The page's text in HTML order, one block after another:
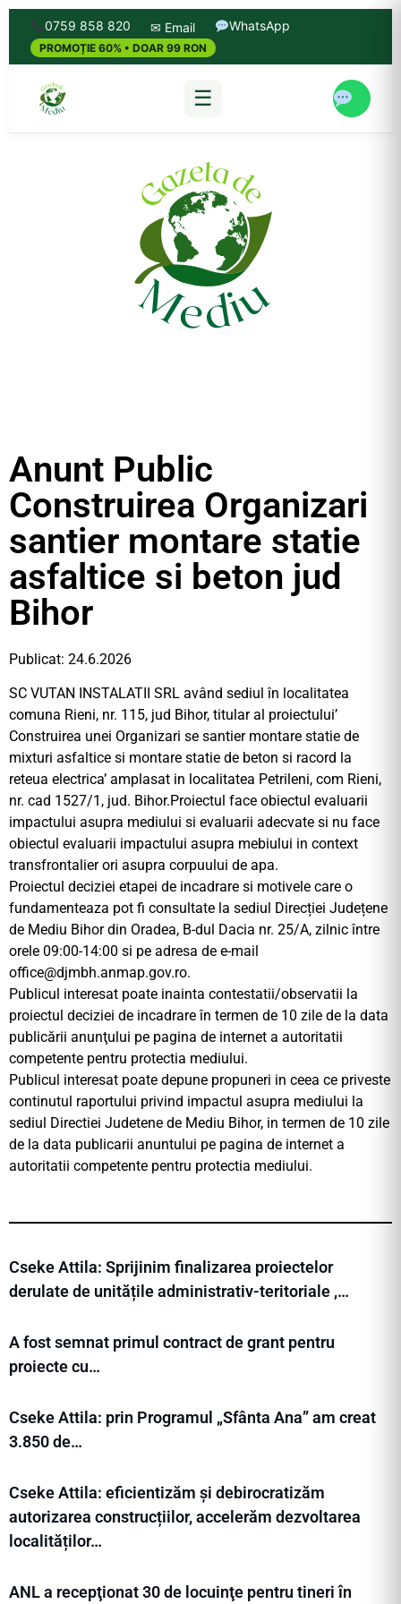
0759 858 820 ✉ Email WhatsApp
PROMOȚIE 60% • DOAR 99 RON
☰
Anunt Public
Construirea Organizari
santier montare statie
asfaltice si beton jud
Bihor
Publicat: 24.6.2026
SC VUTAN INSTALATII SRL având sediul în localitatea
comuna Rieni, nr. 115, jud Bihor, titular al proiectului’
Construirea unei Organizari se santier montare statie de
mixturi asfaltice si montare statie de beton si racord la
reteua electrica’ amplasat in localitatea Petrileni, com Rieni,
nr. cad 1527/1, jud. Bihor.Proiectul face obiectul evaluarii
impactului asupra mediului si evaluarii adecvate si nu face
obiectul evaluarii impactului asupra mebiului in context
transfrontalier ori asupra corpuului de apa.
Proiectul deciziei etapei de incadrare si motivele care o
fundamenteaza pot fi consultate la sediul Direcției Județene
de Mediu Bihor din Oradea, B-dul Dacia nr. 25/A, zilnic între
orele 09:00-14:00 si pe adresa de e-mail
office@djmbh.anmap.gov.ro.
Publicul interesat poate inainta contestatii/observatii la
proiectul deciziei de incadrare în termen de 10 zile de la data
publicării anunţului pe pagina de internet a autoritatii
competente pentru protectia mediului.
Publicul interesat poate depune propuneri in ceea ce priveste
continutul raportului privind impactul asupra mediului la
sediul Directiei Judetene de Mediu Bihor, in termen de 10 zile
de la data publicarii anuntului pe pagina de internet a
autoritatii competente pentru protectia mediului.
Cseke Attila: Sprijinim finalizarea proiectelor
derulate de unitățile administrativ-teritoriale ,…
A fost semnat primul contract de grant pentru
proiecte cu…
Cseke Attila: prin Programul „Sfânta Ana” am creat
3.850 de…
Cseke Attila: eficientizăm și debirocratizăm
autorizarea construcțiilor, accelerăm dezvoltarea
localităților…
ANL a recepţionat 30 de locuinţe pentru tineri în